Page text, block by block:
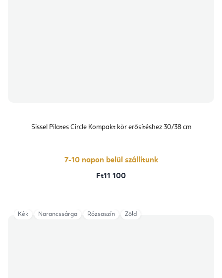
Sissel Pilates Circle Kompakt kör erősítéshez 30/38 cm
7-10 napon belül szállítunk
Ft11 100
Kék Narancssárga Rózsaszín Zöld